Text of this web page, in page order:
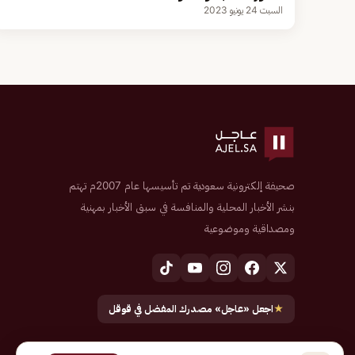
السبت 24 يونيو 2023
صحيفة إلكترونية سعودية تم تأسيسها عام 2007م تهتم
بنشر الأخبار المحلية والمنافسة في سبق الأخبار بمهنية
ومصداقية وموضوعية
★اجعل «عاجل» مصدرك المفضل في قوقل